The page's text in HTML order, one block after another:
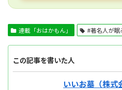
連載「おはかもん」 #著名人が眠
この記事を書いた人
いいお墓（株式